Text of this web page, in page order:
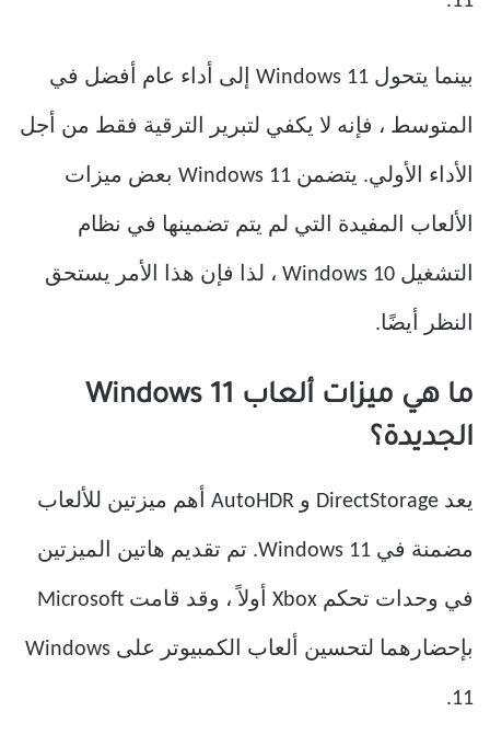
بينما يتحول Windows 11 إلى أداء عام أفضل في
المتوسط ، فإنه لا يكفي لتبرير الترقية فقط من أجل
الأداء الأولي. يتضمن Windows 11 بعض ميزات
الألعاب المفيدة التي لم يتم تضمينها في نظام
التشغيل Windows 10 ، لذا فإن هذا الأمر يستحق
النظر أيضًا.
ما هي ميزات ألعاب Windows 11
الجديدة؟
يعد DirectStorage و AutoHDR أهم ميزتين للألعاب
مضمنة في Windows 11. تم تقديم هاتين الميزتين
في وحدات تحكم Xbox أولاً ، وقد قامت Microsoft
بإحضارهما لتحسين ألعاب الكمبيوتر على Windows
11.